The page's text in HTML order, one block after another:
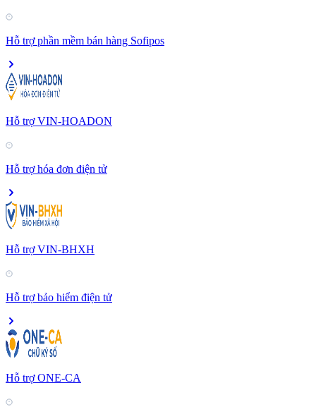
Hỗ trợ phần mềm bán hàng Sofipos
Hỗ trợ VIN-HOADON
Hỗ trợ hóa đơn điện tử
Hỗ trợ VIN-BHXH
Hỗ trợ bảo hiểm điện tử
Hỗ trợ ONE-CA